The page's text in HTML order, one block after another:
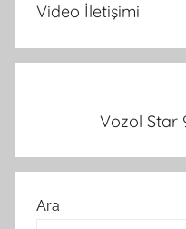
Video İletişimi
Vozol Star
Ara